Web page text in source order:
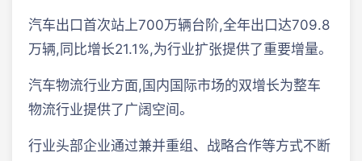
汽车出口首次站上700万辆台阶,全年出口达709.8
万辆,同比增长21.1%,为行业扩张提供了重要增量。
汽车物流行业方面,国内国际市场的双增长为整车
物流行业提供了广阔空间。
行业头部企业通过兼并重组、战略合作等方式不断